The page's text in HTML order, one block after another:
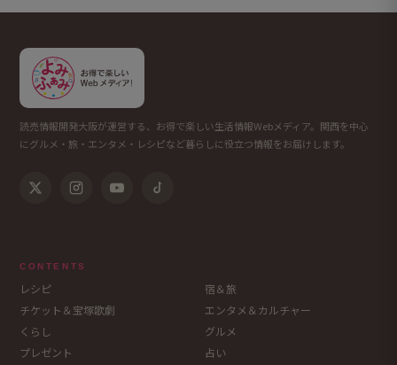
読売情報開発大阪が運営する、お得で楽しい生活情報Webメディア。関西を中心
にグルメ・旅・エンタメ・レシピなど暮らしに役立つ情報をお届けします。
CONTENTS
レシピ
宿＆旅
チケット＆宝塚歌劇
エンタメ＆カルチャー
くらし
グルメ
プレゼント
占い